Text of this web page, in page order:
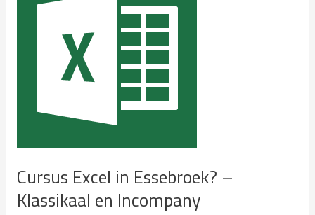
Incompany
Cursus Excel in Essebroek? –
Klassikaal en Incompany